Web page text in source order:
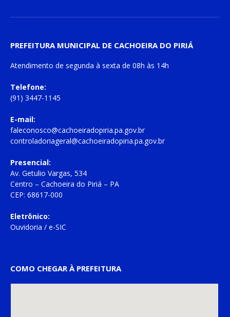
PREFEITURA MUNICIPAL DE CACHOEIRA DO PIRIÁ
Atendimento de segunda à sexta de 08h às 14h
Telefone:
(91) 3447-1145
E-mail:
faleconosco@cachoeiradopiria.pa.gov.br
controladoriageral@cachoeiradopiria.pa.gov.br
Presencial:
Av. Getulio Vargas, 534
Centro – Cachoeira do Piriá – PA
CEP: 68617-000
Eletrônico:
Ouvidoria / e-SIC
COMO CHEGAR À PREFEITURA